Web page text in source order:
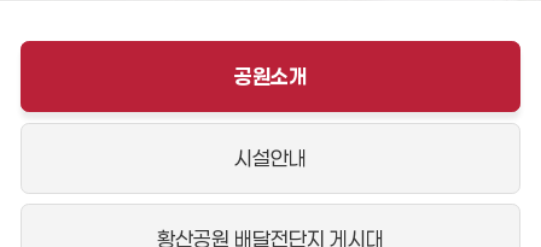
공원소개
시설안내
황산공원 배달전단지 게시대